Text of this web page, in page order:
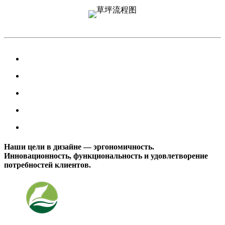
Наши цели в дизайне — эргономичность.
Инновационность, функциональность и удовлетворение
потребностей клиентов.